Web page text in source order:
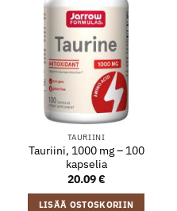
TAURIINI
Tauriini, 1000 mg – 100
kapselia
20.09€
LISÄÄ OSTOSKORIIN